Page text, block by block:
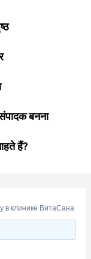
बनना
हैं?
в клинике ВитаСана